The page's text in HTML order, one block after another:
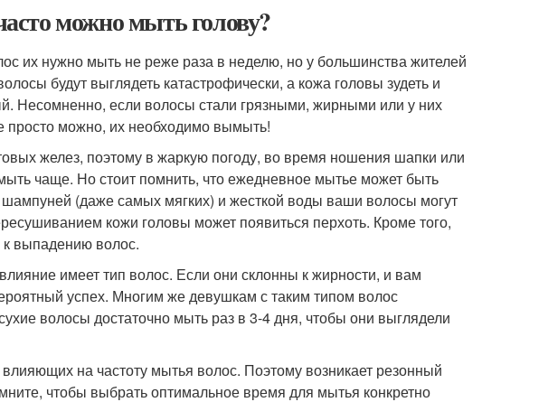
можно мыть голову?
их нужно мыть не реже раза в неделю, но у большинства жителей
будут выглядеть катастрофически, а кожа головы зудеть и
Несомненно, если волосы стали грязными, жирными или у них
просто можно, их необходимо вымыть!
желез, поэтому в жаркую погоду, во время ношения шапки или
чаще. Но стоит помнить, что ежедневное мытье может быть
(даже самых мягких) и жесткой воды ваши волосы могут
кожи головы может появиться перхоть. Кроме того,
выпадению волос.
имеет тип волос. Если они склонны к жирности, и вам
успех. Многим же девушкам с таким типом волос
волосы достаточно мыть раз в 3-4 дня, чтобы они выглядели
на частоту мытья волос. Поэтому возникает резонный
чтобы выбрать оптимальное время для мытья конкретно